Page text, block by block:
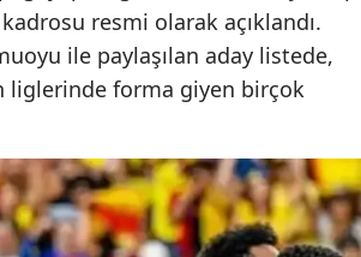
resmi olarak açıklandı.
ile paylaşılan aday listede,
liglerinde forma giyen birçok